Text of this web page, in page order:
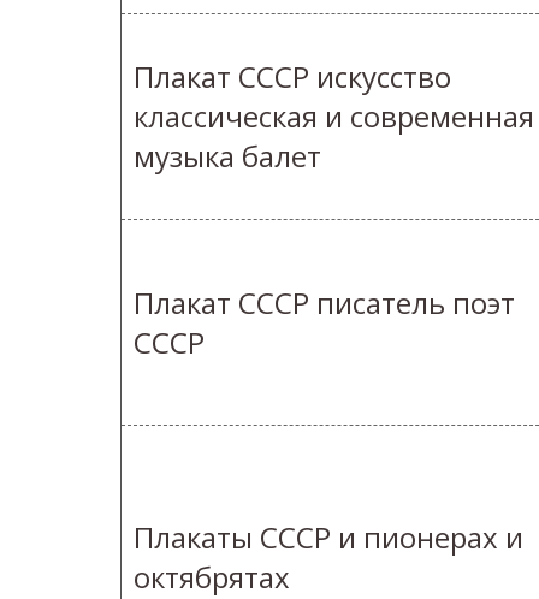
Плакат СССР искусство
классическая и современная
музыка балет
Плакат СССР писатель поэт
СССР
Плакаты СССР и пионерах и
октябрятах